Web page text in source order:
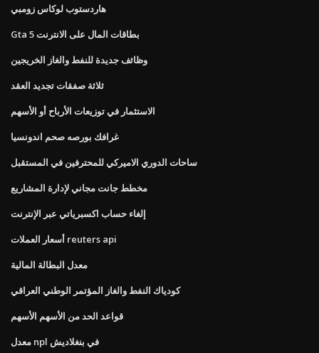
هاردستوب لوكاس زومبي
Gta 5 بطاقات المال على الانترنت
وظائف جديدة للنفط والغاز الخريجين
ثلاثة صفقات تجديد العقد
الاستثمار في توزيعات الأرباح أو الأسهم
غرافك بورصه صحم اندونسيا
ساحات الدوري الاميركي للمحترفين في المستقبل
مخطط جانت مجاني لإدارة المشاريع
إلغاء حساب اكسبرياتي عبر الإنترنت
أسعار العملات reuters api
معدل البطالة المالية
كودياك النفط والغاز المؤتمر الوطني العراقي
قواعد الحد من الأسهم الأسهم
معدل npl في بنغلاديش